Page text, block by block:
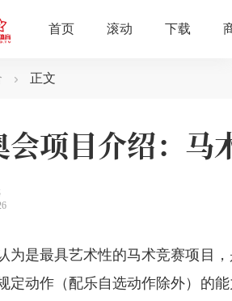
正文
会项目介绍：马
为是最具艺术性的马术竞赛项目
定动作（配乐自选动作除外）的